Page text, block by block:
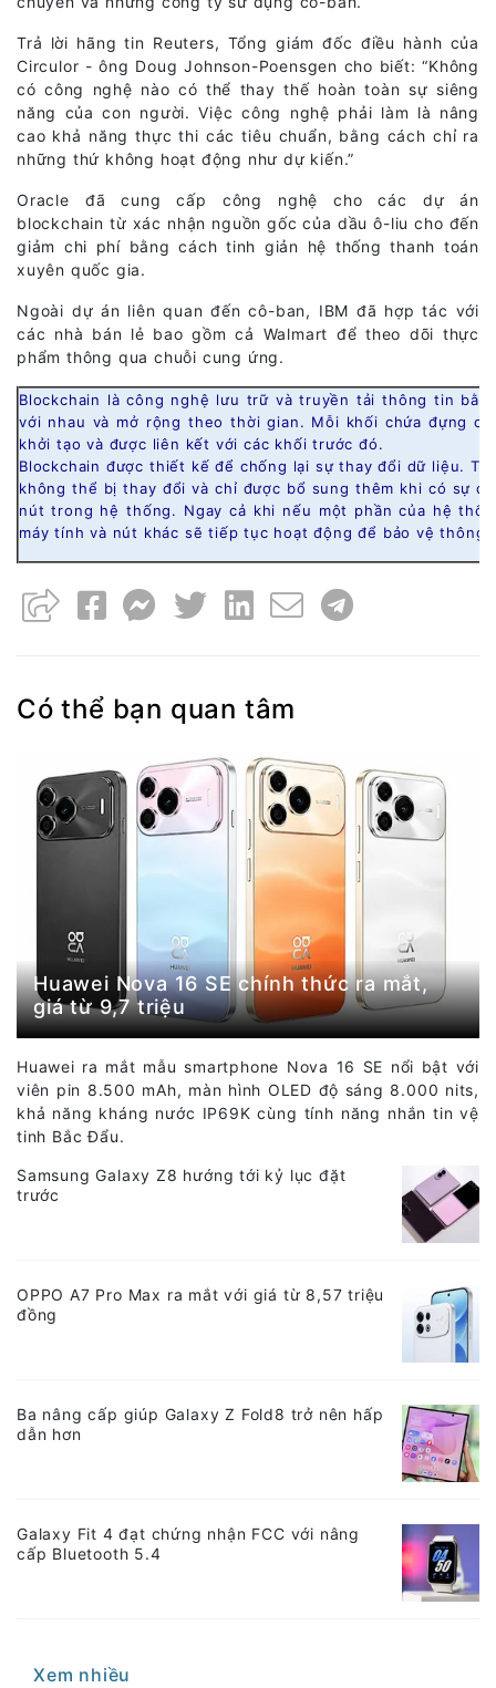
Trả lời hãng tin Reuters, Tổng giám đốc điều hành của
Circulor - ông Doug Johnson-Poensgen cho biết: “Không
có công nghệ nào có thể thay thế hoàn toàn sự siêng
năng của con người. Việc công nghệ phải làm là nâng
cao khả năng thực thi các tiêu chuẩn, bằng cách chỉ ra
những thứ không hoạt động như dự kiến.”
Oracle đã cung cấp công nghệ cho các dự án
blockchain từ xác nhận nguồn gốc của dầu ô-liu cho đến
giảm chi phí bằng cách tinh giản hệ thống thanh toán
xuyên quốc gia.
Ngoài dự án liên quan đến cô-ban, IBM đã hợp tác với
các nhà bán lẻ bao gồm cả Walmart để theo dõi thực
phẩm thông qua chuỗi cung ứng.
Blockchain là công nghệ lưu trữ và truyền tải thông tin
với nhau và mở rộng theo thời gian. Mỗi khối chứa đựng
khởi tạo và được liên kết với các khối trước đó.
Blockchain được thiết kế để chống lại sự thay đổi dữ liệu.
không thể bị thay đổi và chỉ được bổ sung thêm khi có sự
nút trong hệ thống. Ngay cả khi nếu một phần của hệ
máy tính và nút khác sẽ tiếp tục hoạt động để bảo vệ thông
Có thể bạn quan tâm
Huawei Nova 16 SE chính thức ra mắt,
giá từ 9,7 triệu
Huawei ra mắt mẫu smartphone Nova 16 SE nổi bật với
viên pin 8.500 mAh, màn hình OLED độ sáng 8.000 nits,
khả năng kháng nước IP69K cùng tính năng nhắn tin vệ
tinh Bắc Đẩu.
Samsung Galaxy Z8 hướng tới kỷ lục đặt
trước
OPPO A7 Pro Max ra mắt với giá từ 8,57 triệu
đồng
Ba nâng cấp giúp Galaxy Z Fold8 trở nên hấp
dẫn hơn
Galaxy Fit 4 đạt chứng nhận FCC với nâng
cấp Bluetooth 5.4
Xem nhiều